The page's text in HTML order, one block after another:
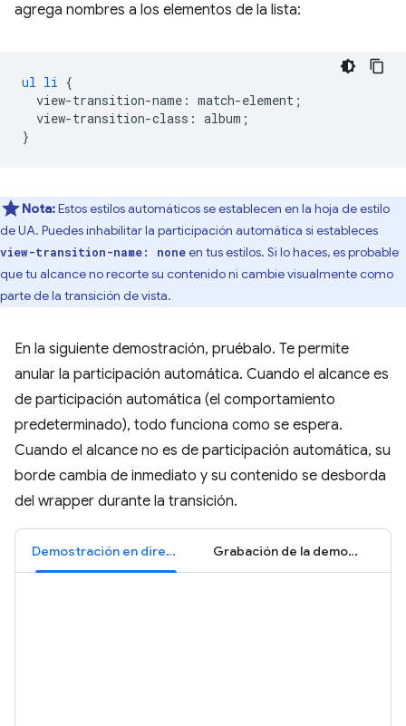
agrega nombres a los elementos de la lista:
ul li {
view-transition-name : match-element ;
view-transition-class : album ;
}
Nota:Estos estilos automáticos se establecen en la hoja de estilo
de UA. Puedes inhabilitar la participación automática si estableces
view-transition-name: noneen tus estilos. Si lo haces, es probable
que tu alcance no recorte su contenido ni cambie visualmente como
parte de la transición de vista.
En la siguiente demostración, pruébalo. Te permite
anular la participación automática. Cuando el alcance es
de participación automática (el comportamiento
predeterminado), todo funciona como se espera.
Cuando el alcance no es de participación automática, su
borde cambia de inmediato y su contenido se desborda
del wrapper durante la transición.
Demostración en directo Grabación de la demostración: